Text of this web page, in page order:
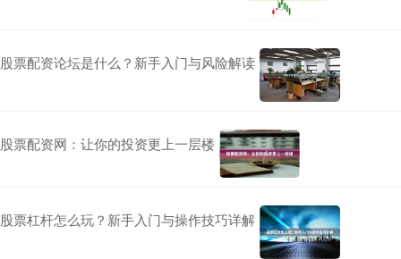
股票配资论坛是什么？新手入门与风险解读
股票配资网：让你的投资更上一层楼
股票杠杆怎么玩？新手入门与操作技巧详解